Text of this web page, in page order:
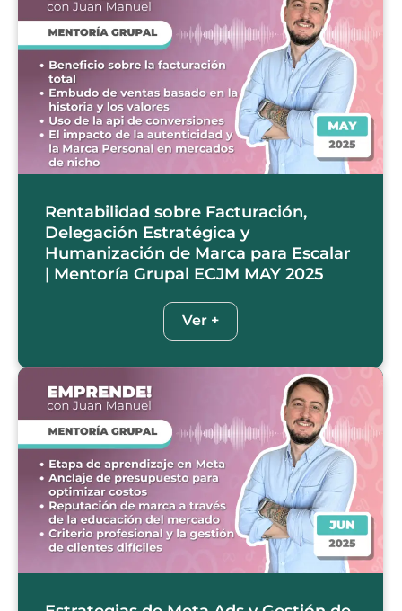
Rentabilidad sobre Facturación,
Delegación Estratégica y
Humanización de Marca para Escalar
| Mentoría Grupal ECJM MAY 2025
Ver +